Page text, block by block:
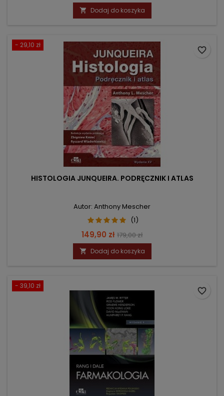
 Dodaj do koszyka
- 29,10 zł
HISTOLOGIA JUNQUEIRA. PODRĘCZNIK I ATLAS
Autor: Anthony Mescher
(1)
Cena
149,90 zł Cena
podstawowa
179,00 zł
 Dodaj do koszyka
favorite_border
- 39,10 zł
favorite_border